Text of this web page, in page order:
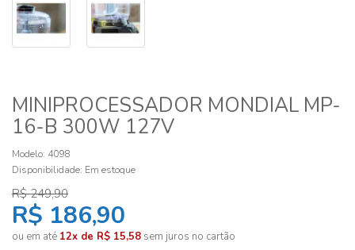
MINIPROCESSADOR MONDIAL MP-
16-B 300W 127V
Modelo: 4098
Disponibilidade: Em estoque
R$ 249,90
R$ 186,90
ou em até 12x de R$ 15,58 sem juros no cartão